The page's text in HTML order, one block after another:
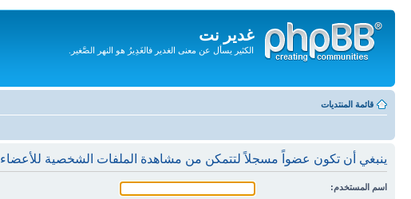
غدير نت
الكثير يسأل عن معنى الغدير فالغَدِيرُ هو النهر الصَّغير.
المحتويات
قائمة المنتديات
ينبغي أن تكون عضواً مسجلاً لتتمكن من مشاهدة الملفات الشخصية للأعضاء
اسم المستخدم: